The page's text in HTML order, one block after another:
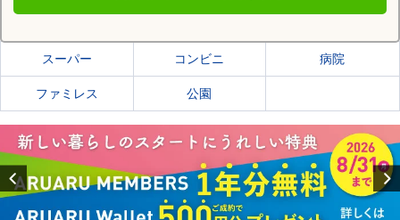
いわき市の施設一覧
スーパー コンビニ 病院
ファミレス 公園
Previous